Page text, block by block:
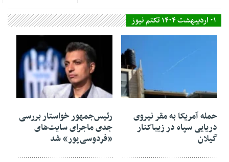
۰۱ اردیبهشت ۱۴۰۴ تکتم نیوز
02 مرداد 1405
حمله آمریکا به مقر نیروی
دریایی سپاه در زیباکنار
گیلان
02 مرداد 1405
رئیس‌جمهور خواستار بررسی
جدی ماجرای سایت‌های
«فردوسی‌پور» شد